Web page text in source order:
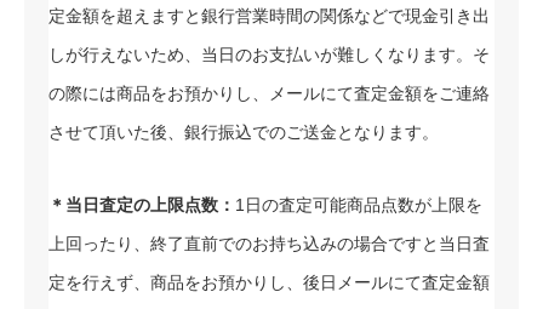
定金額を超えますと銀行営業時間の関係などで現金引き出
しが行えないため、当日のお支払いが難しくなります。そ
の際には商品をお預かりし、メールにて査定金額をご連絡
させて頂いた後、銀行振込でのご送金となります。
＊当日査定の上限点数： 1日の査定可能商品点数が上限を
上回ったり、終了直前でのお持ち込みの場合ですと当日査
定を行えず、商品をお預かりし、後日メールにて査定金額